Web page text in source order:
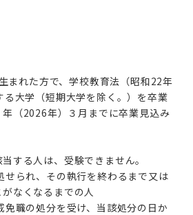
まれた方で、学校教育法（昭和22年
大学（短期大学を除く。）を卒業
（2026年）３月までに卒業見込み
する人は、受験できません。
せられ、その執行を終わるまで又は
なくなるまでの人
免職の処分を受け、当該処分の日か